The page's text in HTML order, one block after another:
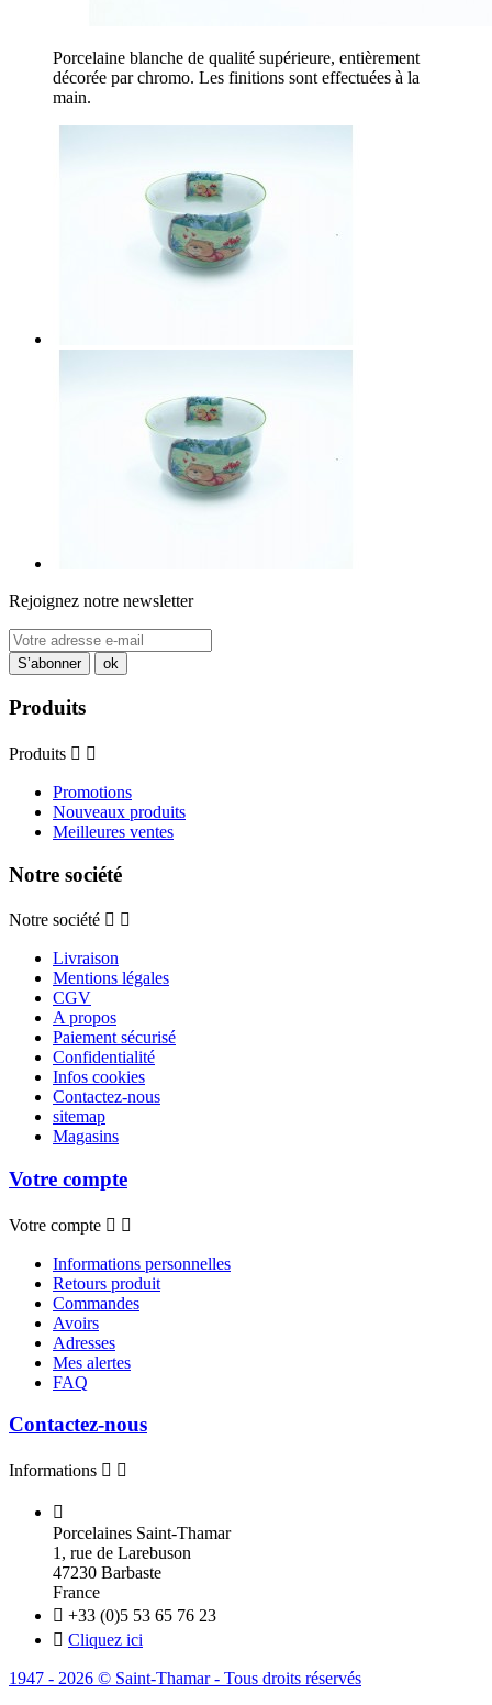
Porcelaine blanche de qualité supérieure, entièrement
décorée par chromo. Les finitions sont effectuées à la
main.
Rejoignez notre newsletter
Produits
Produits  
Promotions
Nouveaux produits
Meilleures ventes
Notre société
Notre société  
Livraison
Mentions légales
CGV
A propos
Paiement sécurisé
Confidentialité
Infos cookies
Contactez-nous
sitemap
Magasins
Votre compte
Votre compte  
Informations personnelles
Retours produit
Commandes
Avoirs
Adresses
Mes alertes
FAQ
Contactez-nous
Informations  

Porcelaines Saint-Thamar
1, rue de Larebuson
47230 Barbaste
France
 +33 (0)5 53 65 76 23
 Cliquez ici
1947 - 2026 © Saint-Thamar - Tous droits réservés